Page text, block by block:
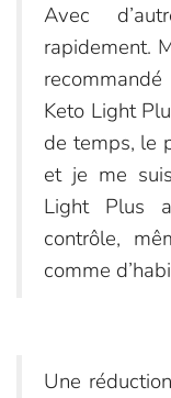
Avec
rapidement.
Keto Light
de temps, le
et je me
Light Plus
contrôle,
comme
Une